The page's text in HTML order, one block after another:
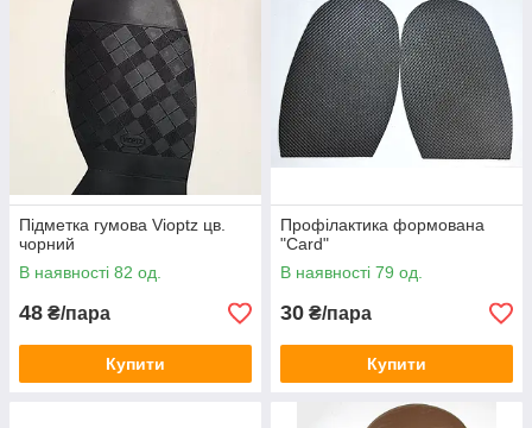
Підметка гумова Vioptz цв.
чорний
В наявності 82 од.
48 ₴/пара
Купити
Профілактика формована
"Card"
В наявності 79 од.
30 ₴/пара
Купити